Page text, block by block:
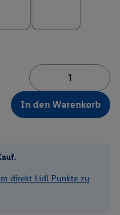
In den Warenkorb
direkt Lidl Punkte zu